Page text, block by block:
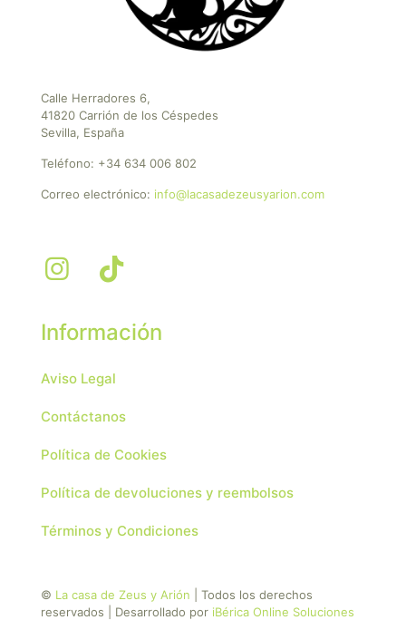
Calle Herradores 6,
41820 Carrión de los Céspedes
Sevilla, España
Teléfono: +34 634 006 802
Correo electrónico: info@lacasadezeusyarion.com
Información
Aviso Legal
Contáctanos
Política de Cookies
Política de devoluciones y reembolsos
Términos y Condiciones
© La casa de Zeus y Arión | Todos los derechos
reservados | Desarrollado por iBérica Online Soluciones